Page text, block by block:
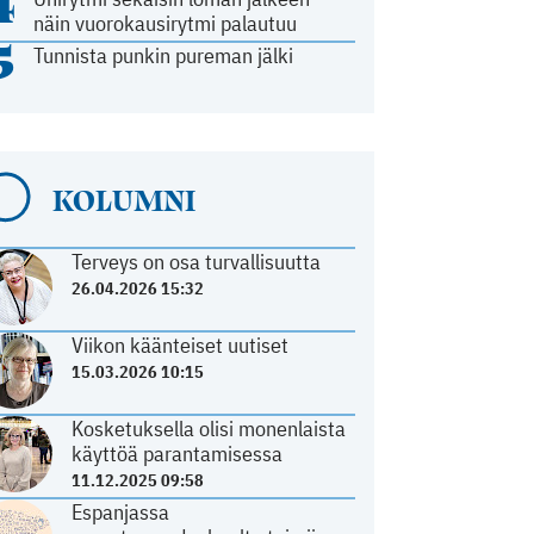
näin vuorokausirytmi palautuu
Tunnista punkin pureman jälki
KOLUMNI
Terveys on osa turvallisuutta
26.04.2026 15:32
Viikon käänteiset uutiset
15.03.2026 10:15
Kosketuksella olisi monenlaista
käyttöä parantamisessa
11.12.2025 09:58
Espanjassa